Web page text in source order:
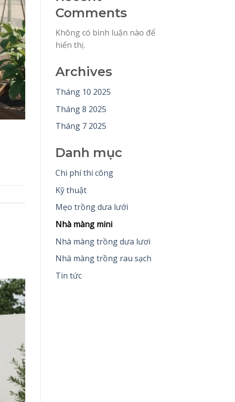
Comments
Không có bình luận nào để
hiển thị.
Archives
Tháng 10 2025
Tháng 8 2025
Tháng 7 2025
Danh mục
Chi phí thi công
Kỹ thuật
Mẹo trồng dưa lưới
Nhà màng mini
Nhà màng trồng dưa lươi
Nhà màng trồng rau sạch
Tin tức